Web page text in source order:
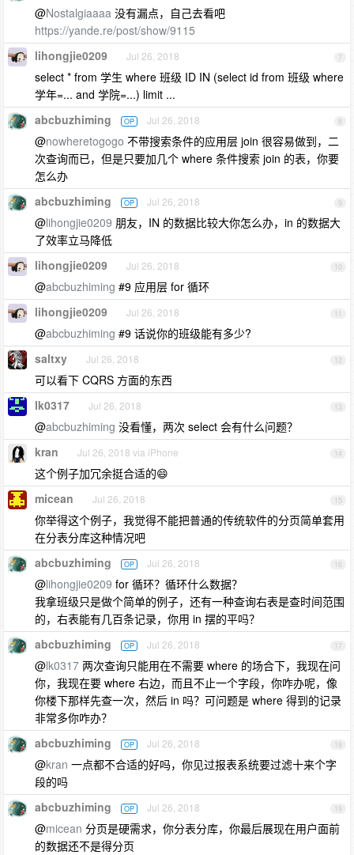
@Nostalgiaaaa 没有漏点，自己去看吧
https://yande.re/post/show/9115
7
lihongjie0209 Jul 26, 2018
select * from 学生 where 班级 ID IN (select id from 班级 where
学年=... and 学院=...) limit ...
8
abcbuzhiming OP Jul 26, 2018
@nowheretogogo 不带搜索条件的应用层 join 很容易做到，二
次查询而已，但是只要加几个 where 条件搜索 join 的表，你要
怎么办
9
abcbuzhiming OP Jul 26, 2018
@lihongjie0209 朋友，IN 的数据比较大你怎么办，in 的数据大
了效率立马降低
10
lihongjie0209 Jul 26, 2018
@abcbuzhiming #9 应用层 for 循环
11
lihongjie0209 Jul 26, 2018
@abcbuzhiming #9 话说你的班级能有多少?
12
saltxy Jul 26, 2018
可以看下 CQRS 方面的东西
13
lk0317 Jul 26, 2018
@abcbuzhiming 没看懂，两次 select 会有什么问题？
14
kran Jul 26, 2018 via iPhone
这个例子加冗余挺合适的😄
15
micean Jul 26, 2018
你举得这个例子，我觉得不能把普通的传统软件的分页简单套用
在分表分库这种情况吧
16
abcbuzhiming OP Jul 26, 2018
@lihongjie0209 for 循环？循环什么数据？
我拿班级只是做个简单的例子，还有一种查询右表是查时间范围
的，右表能有几百条记录，你用 in 摆的平吗？
17
abcbuzhiming OP Jul 26, 2018
@lk0317 两次查询只能用在不需要 where 的场合下，我现在问
你，我现在要 where 右边，而且不止一个字段，你咋办呢，像
你楼下那样先查一次，然后 in 吗？可问题是 where 得到的记录
非常多你咋办？
18
abcbuzhiming OP Jul 26, 2018
@kran 一点都不合适的好吗，你见过报表系统要过滤十来个字
段的吗
19
abcbuzhiming OP Jul 26, 2018
@micean 分页是硬需求，你分表分库，你最后展现在用户面前
的数据还不是得分页